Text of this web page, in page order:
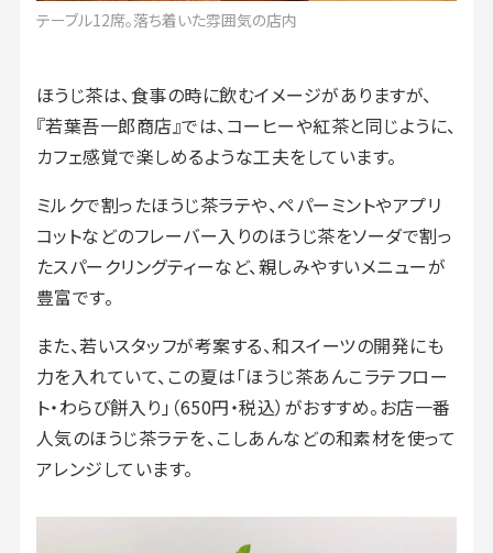
テーブル12席。落ち着いた雰囲気の店内
ほうじ茶は、食事の時に飲むイメージがありますが、
『若葉吾一郎商店』では、コーヒーや紅茶と同じように、
カフェ感覚で楽しめるような工夫をしています。
ミルクで割ったほうじ茶ラテや、ペパーミントやアプリ
コットなどのフレーバー入りのほうじ茶をソーダで割っ
たスパークリングティーなど、親しみやすいメニューが
豊富です。
また、若いスタッフが考案する、和スイーツの開発にも
力を入れていて、この夏は「ほうじ茶あんこラテフロー
ト・わらび餅入り」（650円・税込）がおすすめ。お店一番
人気のほうじ茶ラテを、こしあんなどの和素材を使って
アレンジしています。